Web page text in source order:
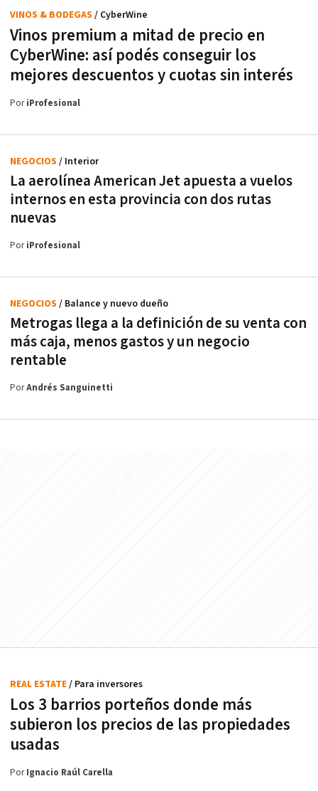
Vinos premium a mitad de precio en
CyberWine: así podés conseguir los
mejores descuentos y cuotas sin interés
VINOS & BODEGAS / CyberWine
PoriProfesional
La aerolínea American Jet apuesta a vuelos
internos en esta provincia con dos rutas
nuevas
NEGOCIOS / Interior
PoriProfesional
Metrogas llega a la definición de su venta con
más caja, menos gastos y un negocio
rentable
NEGOCIOS / Balance y nuevo dueño
PorAndrés Sanguinetti
Los 3 barrios porteños donde más
subieron los precios de las propiedades
usadas
REAL ESTATE/ Para inversores
PorIgnacio Raúl Carella